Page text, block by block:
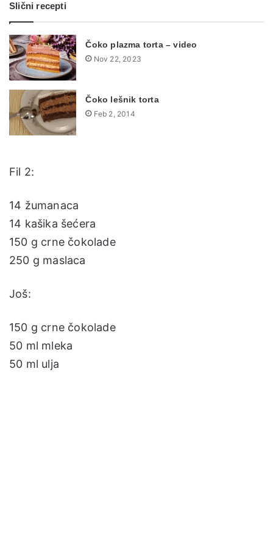
Slični recepti
Čoko plazma torta – video
Nov 22, 2023
Čoko lešnik torta
Feb 2, 2014
Fil 2:
14 žumanaca
14 kašika šećera
150 g crne čokolade
250 g maslaca
Još:
150 g crne čokolade
50 ml mleka
50 ml ulja